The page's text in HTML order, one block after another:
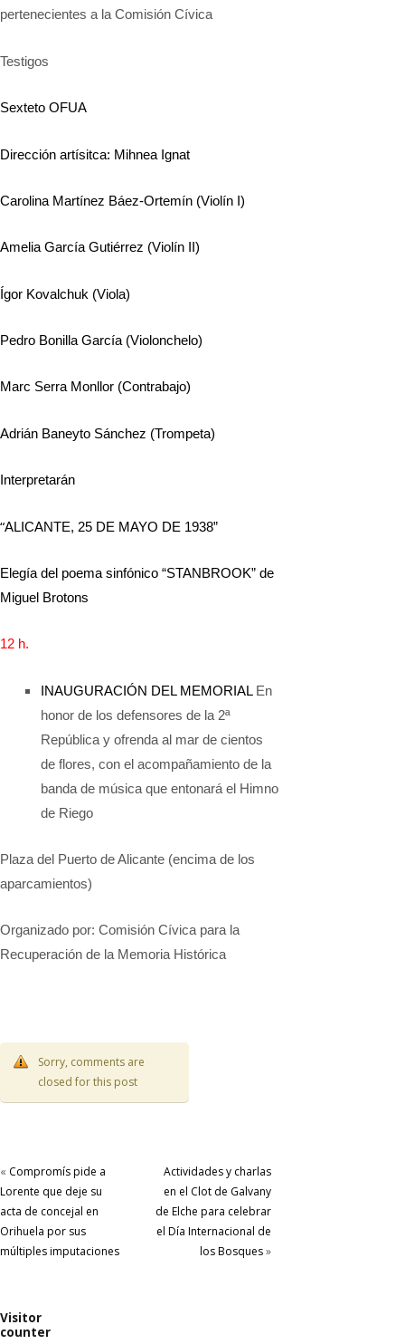
pertenecientes a la Comisión Cívica
Testigos
Sexteto OFUA
Dirección artísitca: Mihnea Ignat
Carolina Martínez Báez-Ortemín (Violín I)
Amelia García Gutiérrez (Violín II)
Ígor Kovalchuk (Viola)
Pedro Bonilla García (Violonchelo)
Marc Serra Monllor (Contrabajo)
Adrián Baneyto Sánchez (Trompeta)
Interpretarán
“ALICANTE, 25 DE MAYO DE 1938”
Elegía del poema sinfónico “STANBROOK” de
Miguel Brotons
12 h.
INAUGURACIÓN DEL MEMORIAL En
honor de los defensores de la 2ª
República y ofrenda al mar de cientos
de flores, con el acompañamiento de la
banda de música que entonará el Himno
de Riego
Plaza del Puerto de Alicante (encima de los
aparcamientos)
Organizado por: Comisión Cívica para la
Recuperación de la Memoria Histórica
Sorry, comments are
closed for this post
« Compromís pide a
Lorente que deje su
acta de concejal en
Orihuela por sus
múltiples imputaciones
Actividades y charlas
en el Clot de Galvany
de Elche para celebrar
el Día Internacional de
los Bosques»
Visitor
counter